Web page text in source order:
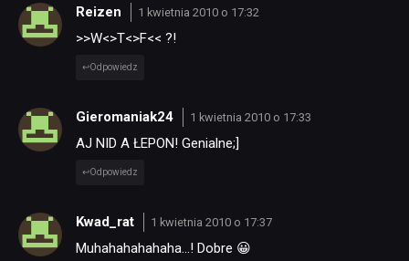
Reizen 1 kwietnia 2010 o 17:32
>>W<>T<>F<< ?!
Odpowiedz
Gieromaniak24 1 kwietnia 2010 o 17:33
AJ NID A ŁEPON! Genialne;]
Odpowiedz
Kwad_rat 1 kwietnia 2010 o 17:37
Muhahahahahaha…! Dobre 😀